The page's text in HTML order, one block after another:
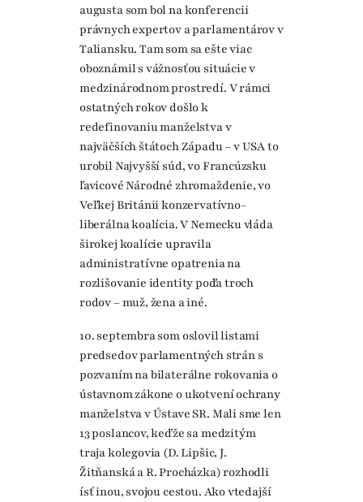
augusta som bol na konferencii
právnych expertov a parlamentárov v
Taliansku. Tam som sa ešte viac
oboznámil s vážnosťou situácie v
medzinárodnom prostredí. V rámci
ostatných rokov došlo k
redefinovaniu manželstva v
najväčších štátoch Západu – v USA to
urobil Najvyšší súd, vo Francúzsku
ľavicové Národné zhromaždenie, vo
Veľkej Británii konzervatívno-
liberálna koalícia. V Nemecku vláda
širokej koalície upravila
administratívne opatrenia na
rozlišovanie identity podľa troch
rodov – muž, žena a iné.
10. septembra som oslovil listami
predsedov parlamentných strán s
pozvaním na bilaterálne rokovania o
ústavnom zákone o ukotvení ochrany
manželstva v Ústave SR. Mali sme len
13 poslancov, keďže sa medzitým
traja kolegovia (D. Lipšic, J.
Žitňanská a R. Procházka) rozhodli
ísť inou, svojou cestou. Ako vtedajší